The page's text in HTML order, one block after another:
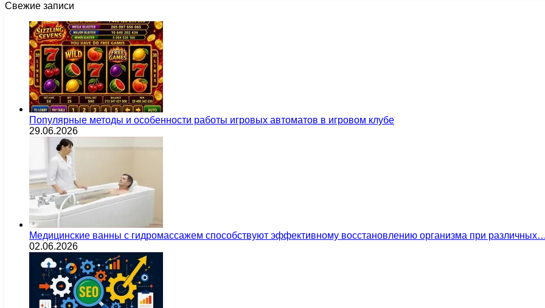
Свежие записи
Популярные методы и особенности работы игровых автоматов в игровом клубе
29.06.2026
Медицинские ванны с гидромассажем способствуют эффективному восстановлению организма при
02.06.2026